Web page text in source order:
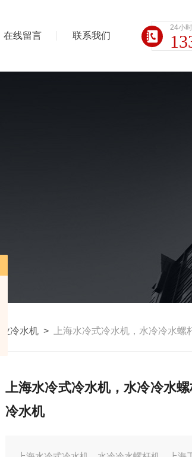
在线留言 联系我们
24小
业冷水机 > 上海水冷式冷水机，水冷冷水
上海水冷式冷水机，水冷冷水
冷水机